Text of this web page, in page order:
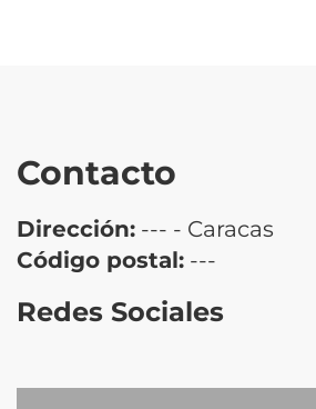
Contacto
Dirección: --- - Caracas
Código postal: ---
Redes Sociales